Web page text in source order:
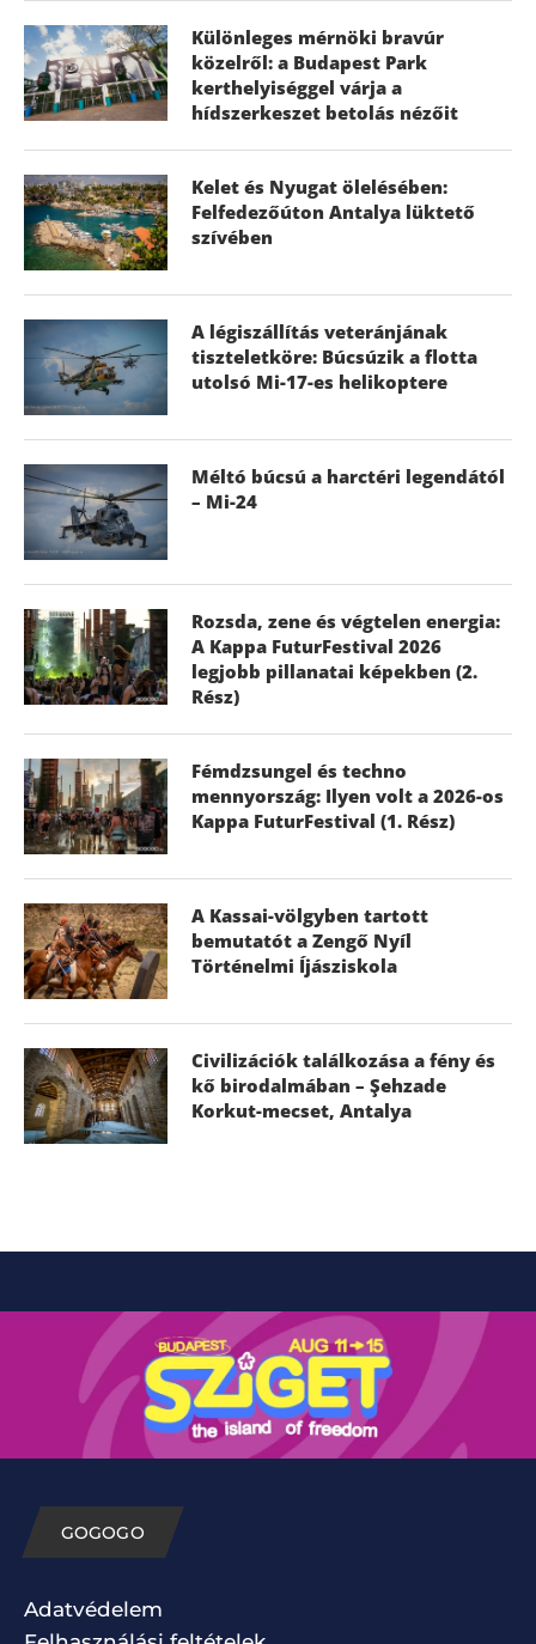
Különleges mérnöki bravúr
közelről: a Budapest Park
kerthelyiséggel várja a
hídszerkeszet betolás nézőit
Kelet és Nyugat ölelésében:
Felfedezőúton Antalya lüktető
szívében
A légiszállítás veteránjának
tiszteletköre: Búcsúzik a flotta
utolsó Mi-17-es helikoptere
Méltó búcsú a harctéri legendától
– Mi-24
Rozsda, zene és végtelen energia:
A Kappa FuturFestival 2026
legjobb pillanatai képekben (2.
Rész)
Fémdzsungel és techno
mennyország: Ilyen volt a 2026-os
Kappa FuturFestival (1. Rész)
A Kassai-völgyben tartott
bemutatót a Zengő Nyíl
Történelmi Íjásziskola
Civilizációk találkozása a fény és
kő birodalmában – Şehzade
Korkut-mecset, Antalya
GOGOGO
Adatvédelem